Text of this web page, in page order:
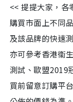
<< 提提大家，各
購買市面上不同
及該品牌的快速
亦可參考香港衞
測試、歐盟2019
買前留意訂購平